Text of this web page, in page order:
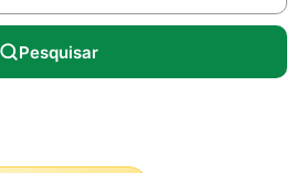
Pesquisar